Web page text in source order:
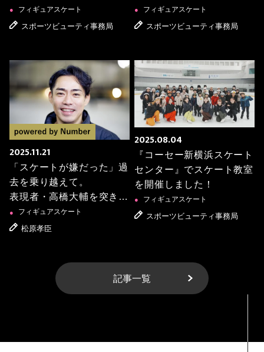
● フィギュアスケート
スポーツビューティ事務局
● フィギュアスケート
スポーツビューティ事務局
2025.11.21
「スケートが嫌だった」過
去を乗り越えて。
表現者・高橋大輔を突き動
かす「スケートへの覚悟」
● フィギュアスケート
松原孝臣
2025.08.04
『コーセー新横浜スケート
センター』でスケート教室
を開催しました！
● フィギュアスケート
スポーツビューティ事務局
記事一覧